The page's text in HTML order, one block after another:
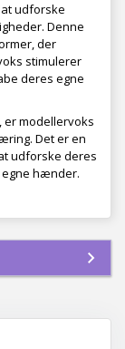
udforske
Denne
der
stimulerer
deres egne
er modellervoks
Det er en
udforske deres
egne hænder.